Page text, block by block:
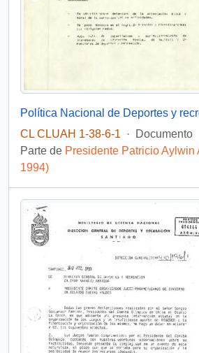
Política Nacional de Deportes y
CL CLUAH 1-38-6-1
·
Documento
Parte de Presidente Patricio Aylwin
1994)